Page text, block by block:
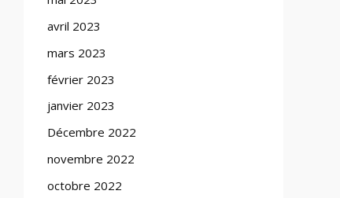
avril 2023
mars 2023
février 2023
janvier 2023
Décembre 2022
novembre 2022
octobre 2022